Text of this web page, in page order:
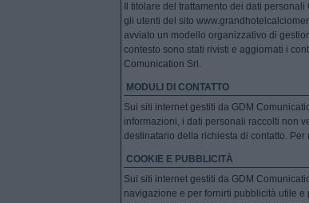
Il titolare del trattamento dei dati
gli utenti del sito
avviato un modello organizzativo di
contesto sono stati rivisti e aggiornati i
Comunication Srl.
MODULI DI CONTATTO
Sui siti internet gestiti da GDM
informazioni, i dati personali raccolti non
destinatario della richiesta di contatto.
COOKIE E PUBBLICITÀ
Sui siti internet gestiti da GDM
navigazione e per fornirti pubblicità utile